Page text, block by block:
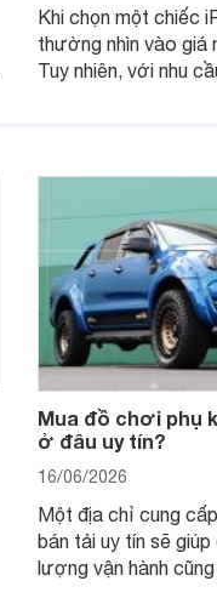
Khi chọn một chiếc
thường nhìn vào
Tuy nhiên, với nhu
không, dùng được
Mua đồ chơi phụ
ở đâu uy tín?
16/06/2026
Một địa chỉ cung
bán tải uy tín sẽ
lượng vận hành